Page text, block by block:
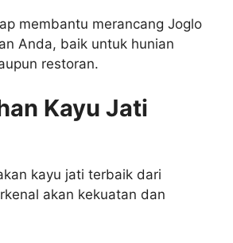
membantu merancang Joglo
Anda, baik untuk hunian
restoran.
Kayu Jati
kayu jati terbaik dari
akan kekuatan dan